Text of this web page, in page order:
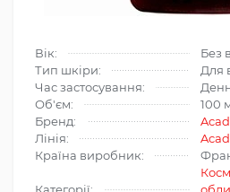
Вік:
Без
Тип шкіри:
Для
Час застосування:
Об'єм:
100
Бренд:
Лінія:
Країна виробник:
Категорії: